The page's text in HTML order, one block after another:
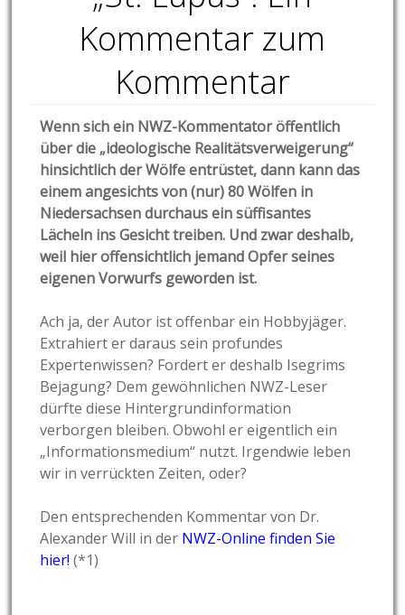
Kommentar zum
Kommentar
Wenn sich ein NWZ-Kommentator öffentlich
über die „ideologische Realitätsverweigerung“
hinsichtlich der Wölfe entrüstet, dann kann das
einem angesichts von (nur) 80 Wölfen in
Niedersachsen durchaus ein süffisantes
Lächeln ins Gesicht treiben. Und zwar deshalb,
weil hier offensichtlich jemand Opfer seines
eigenen Vorwurfs geworden ist.
Ach ja, der Autor ist offenbar ein Hobbyjäger.
Extrahiert er daraus sein profundes
Expertenwissen? Fordert er deshalb Isegrims
Bejagung? Dem gewöhnlichen NWZ-Leser
dürfte diese Hintergrundinformation
verborgen bleiben. Obwohl er eigentlich ein
„Informationsmedium“ nutzt. Irgendwie leben
wir in verrückten Zeiten, oder?
Den entsprechenden Kommentar von Dr.
Alexander Will in der NWZ-Online finden Sie
hier! (*1)